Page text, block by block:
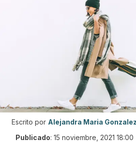
Escrito por Alejandra Maria
Publicado: 15 noviembre, 2021 18:00